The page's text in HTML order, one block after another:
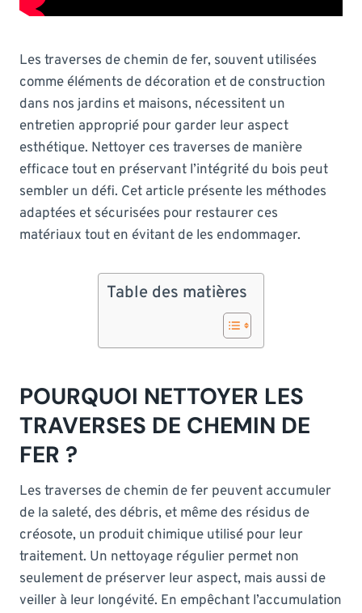
Les traverses de chemin de fer, souvent utilisées
comme éléments de décoration et de construction
dans nos jardins et maisons, nécessitent un
entretien approprié pour garder leur aspect
esthétique. Nettoyer ces traverses de manière
efficace tout en préservant l’intégrité du bois peut
sembler un défi. Cet article présente les méthodes
adaptées et sécurisées pour restaurer ces
matériaux tout en évitant de les endommager.
Table des matières
POURQUOI NETTOYER LES
TRAVERSES DE CHEMIN DE
FER ?
Les traverses de chemin de fer peuvent accumuler
de la saleté, des débris, et même des résidus de
créosote, un produit chimique utilisé pour leur
traitement. Un nettoyage régulier permet non
seulement de préserver leur aspect, mais aussi de
veiller à leur longévité. En empêchant l’accumulation